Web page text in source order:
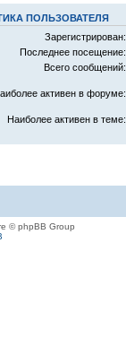
ПОЛЬЗОВАТЕЛЯ
Зарегистрирован:
Последнее посещение:
Всего сообщений:
активен в форуме:
Наиболее активен в теме:
© phpBB Group